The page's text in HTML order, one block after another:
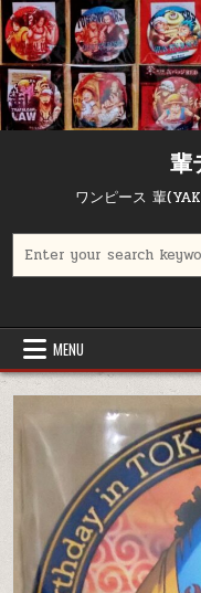
輩
ワンピース 輩
MENU